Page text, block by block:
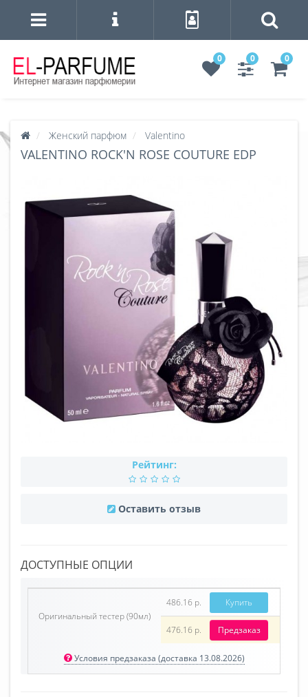
0 0 0
Женский парфюм Valentino
VALENTINO ROCK'N ROSE COUTURE EDP
Рейтинг:
Оставить отзыв
ДОСТУПНЫЕ ОПЦИИ
Оригинальный тестер (90мл)
486.16 р. Купить
476.16 р. Предзаказ
Условия предзаказа (доставка 13.08.2026)